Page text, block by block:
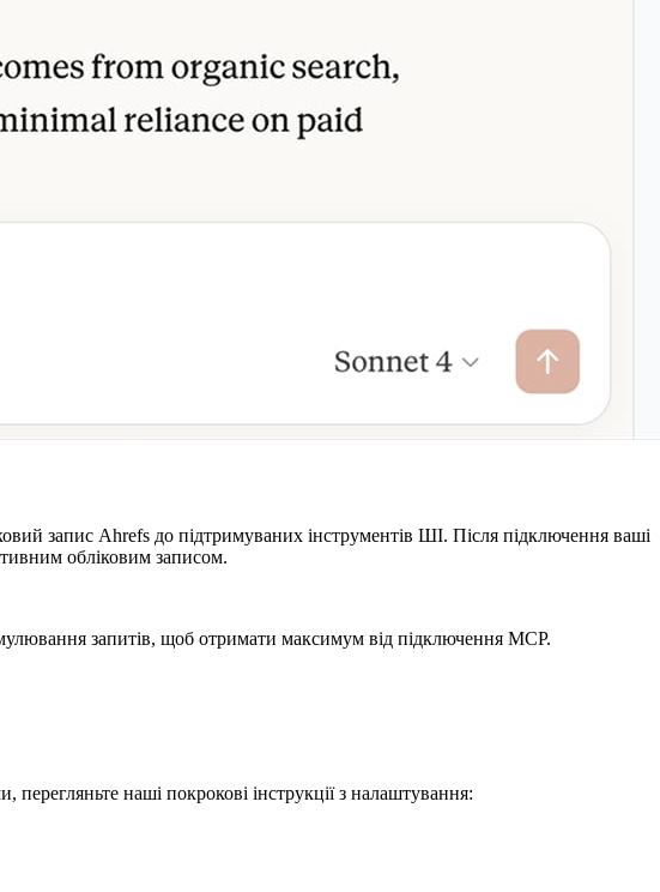
запис Ahrefs до підтримуваних інструментів ШІ. Після підключення ваші
обліковим записом.
запитів, щоб отримати максимум від підключення MCP.
наші покрокові інструкції з налаштування: